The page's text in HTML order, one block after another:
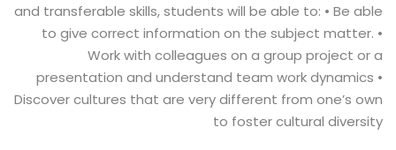
and transferable skills, students will be able to: • Be able
to give correct information on the subject matter. •
Work with colleagues on a group project or a
presentation and understand team work dynamics •
Discover cultures that are very different from one’s own
to foster cultural diversity